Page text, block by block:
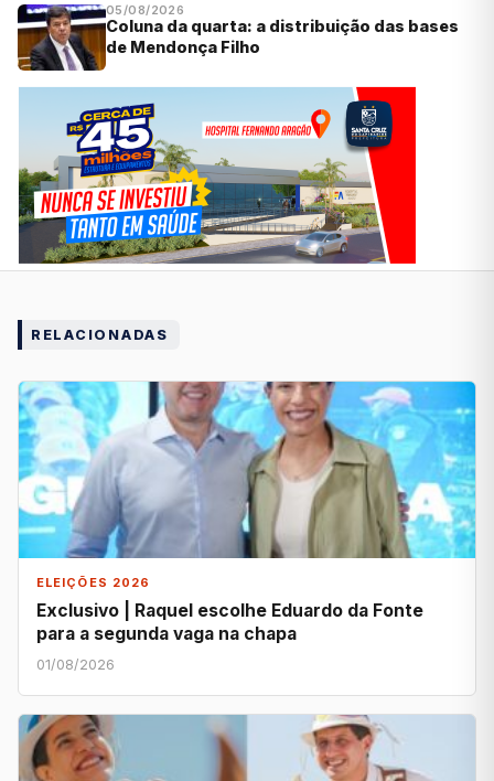
05/08/2026
Coluna da quarta: a distribuição das bases
de Mendonça Filho
RELACIONADAS
ELEIÇÕES 2026
Exclusivo | Raquel escolhe Eduardo da Fonte
para a segunda vaga na chapa
01/08/2026